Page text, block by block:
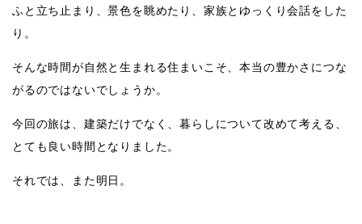
ふと立ち止まり、景色を眺めたり、家族とゆっくり会話をした
り。
そんな時間が自然と生まれる住まいこそ、本当の豊かさにつな
がるのではないでしょうか。
今回の旅は、建築だけでなく、暮らしについて改めて考える、
とても良い時間となりました。
それでは、また明日。